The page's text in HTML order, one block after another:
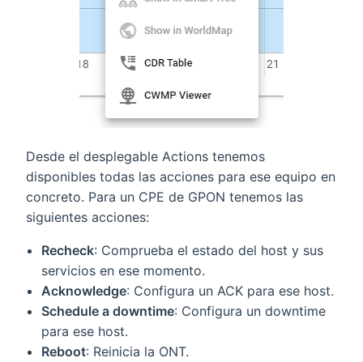
Desde el desplegable Actions tenemos
disponibles todas las acciones para ese equipo en
concreto. Para un CPE de GPON tenemos las
siguientes acciones:
Recheck: Comprueba el estado del host y sus
servicios en ese momento.
Acknowledge: Configura un ACK para ese host.
Schedule a downtime: Configura un downtime
para ese host.
Reboot: Reinicia la ONT.